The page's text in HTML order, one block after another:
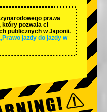
prawa
który pozwala ci
publicznych w Japonii.
„Prawo jazdy do jazdy w